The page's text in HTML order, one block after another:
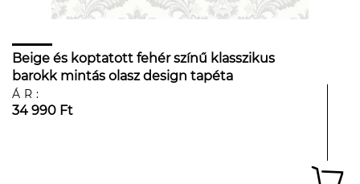
Beige és koptatott fehér színű klasszikus
barokk mintás olasz design tapéta
ÁR:
34 990 Ft